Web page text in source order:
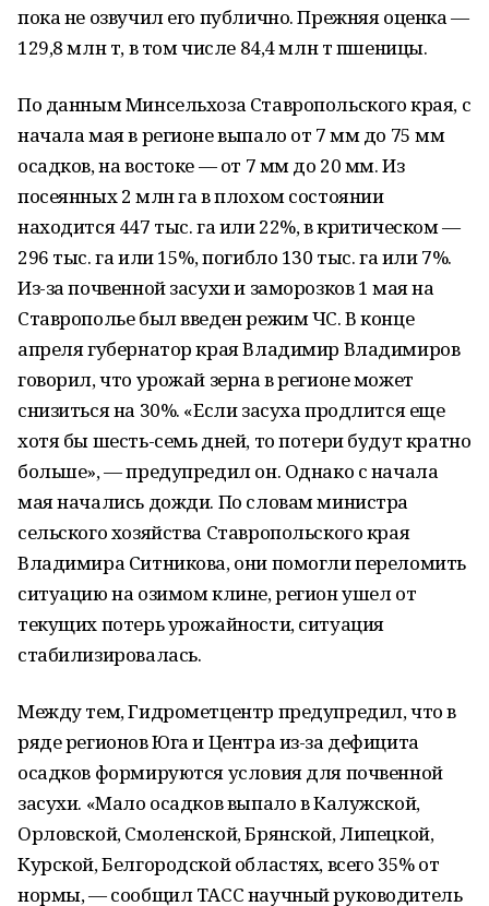
пока не озвучил его публично. Прежняя оценка —
129,8 млн т, в том числе 84,4 млн т пшеницы.
По данным Минсельхоза Ставропольского края, с
начала мая в регионе выпало от 7 мм до 75 мм
осадков, на востоке — от 7 мм до 20 мм. Из
посеянных 2 млн га в плохом состоянии
находится 447 тыс. га или 22%, в критическом —
296 тыс. га или 15%, погибло 130 тыс. га или 7%.
Из-за почвенной засухи и заморозков 1 мая на
Ставрополье был введен режим ЧС. В конце
апреля губернатор края Владимир Владимиров
говорил, что урожай зерна в регионе может
снизиться на 30%. «Если засуха продлится еще
хотя бы шесть-семь дней, то потери будут кратно
больше», — предупредил он. Однако с начала
мая начались дожди. По словам министра
сельского хозяйства Ставропольского края
Владимира Ситникова, они помогли переломить
ситуацию на озимом клине, регион ушел от
текущих потерь урожайности, ситуация
стабилизировалась.
Между тем, Гидрометцентр предупредил, что в
ряде регионов Юга и Центра из-за дефицита
осадков формируются условия для почвенной
засухи. «Мало осадков выпало в Калужской,
Орловской, Смоленской, Брянской, Липецкой,
Курской, Белгородской областях, всего 35% от
нормы, — сообщил ТАСС научный руководитель